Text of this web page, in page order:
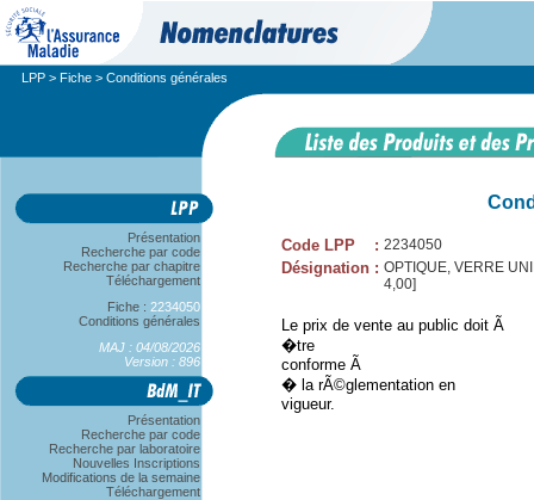
LPP > Fiche > Conditions générales
Présentation
Recherche par code
Recherche par chapitre
Téléchargement
Fiche : 2234050
Conditions générales
MAJ : 04/08/2026
Version : 896
Présentation
Recherche par code
Recherche par laboratoire
Nouvelles Inscriptions
Modifications de la semaine
Téléchargement
Code LPP : 2234050
Désignation : OPTIQUE, VERRE
4,00]
Le prix de vente au public doit Ã
�tre
conforme Ã
� la rÃ©glementation en
vigueur.